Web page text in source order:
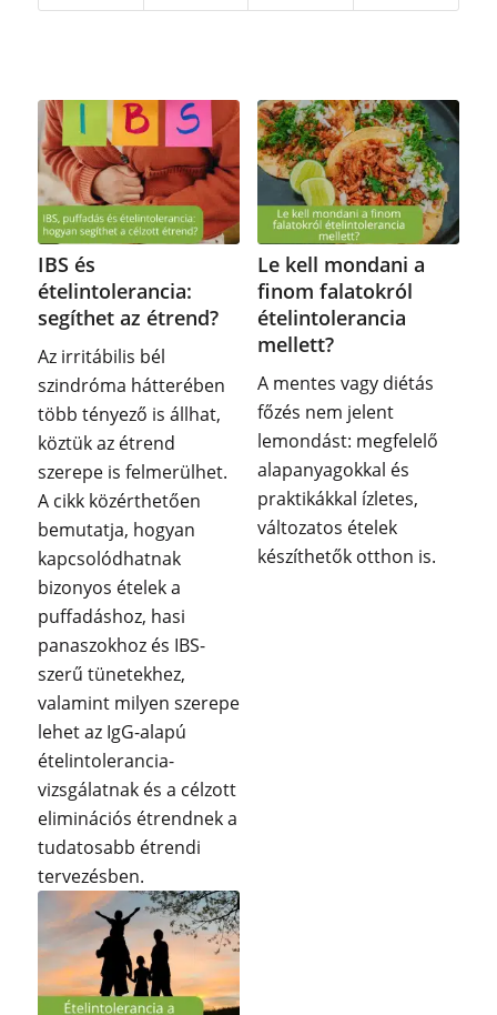
IBS és
ételintolerancia:
segíthet az étrend?
Az irritábilis bél
szindróma hátterében
több tényező is állhat,
köztük az étrend
szerepe is felmerülhet.
A cikk közérthetően
bemutatja, hogyan
kapcsolódhatnak
bizonyos ételek a
puffadáshoz, hasi
panaszokhoz és IBS-
szerű tünetekhez,
valamint milyen szerepe
lehet az IgG-alapú
ételintolerancia-
vizsgálatnak és a célzott
eliminációs étrendnek a
tudatosabb étrendi
tervezésben.
Le kell mondani a
finom falatokról
ételintolerancia
mellett?
A mentes vagy diétás
főzés nem jelent
lemondást: megfelelő
alapanyagokkal és
praktikákkal ízletes,
változatos ételek
készíthetők otthon is.